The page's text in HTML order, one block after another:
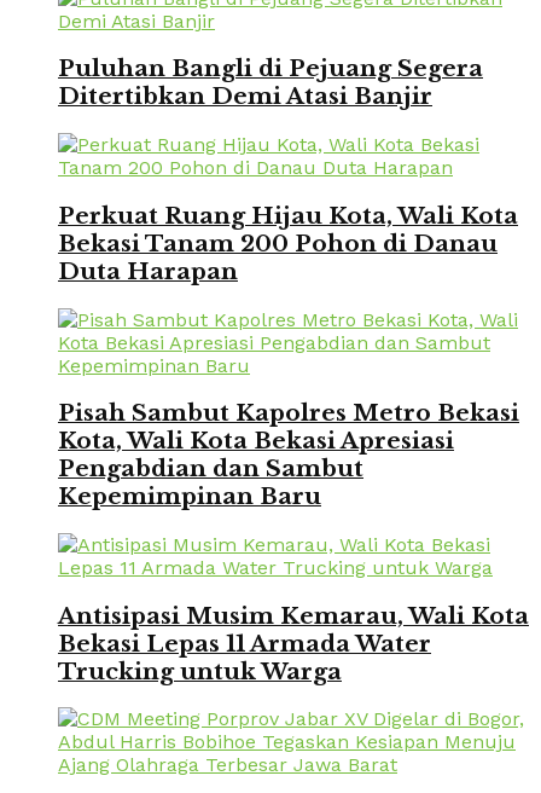
Puluhan Bangli di Pejuang Segera
Ditertibkan Demi Atasi Banjir
Perkuat Ruang Hijau Kota, Wali Kota
Bekasi Tanam 200 Pohon di Danau
Duta Harapan
Pisah Sambut Kapolres Metro Bekasi
Kota, Wali Kota Bekasi Apresiasi
Pengabdian dan Sambut
Kepemimpinan Baru
Antisipasi Musim Kemarau, Wali Kota
Bekasi Lepas 11 Armada Water
Trucking untuk Warga